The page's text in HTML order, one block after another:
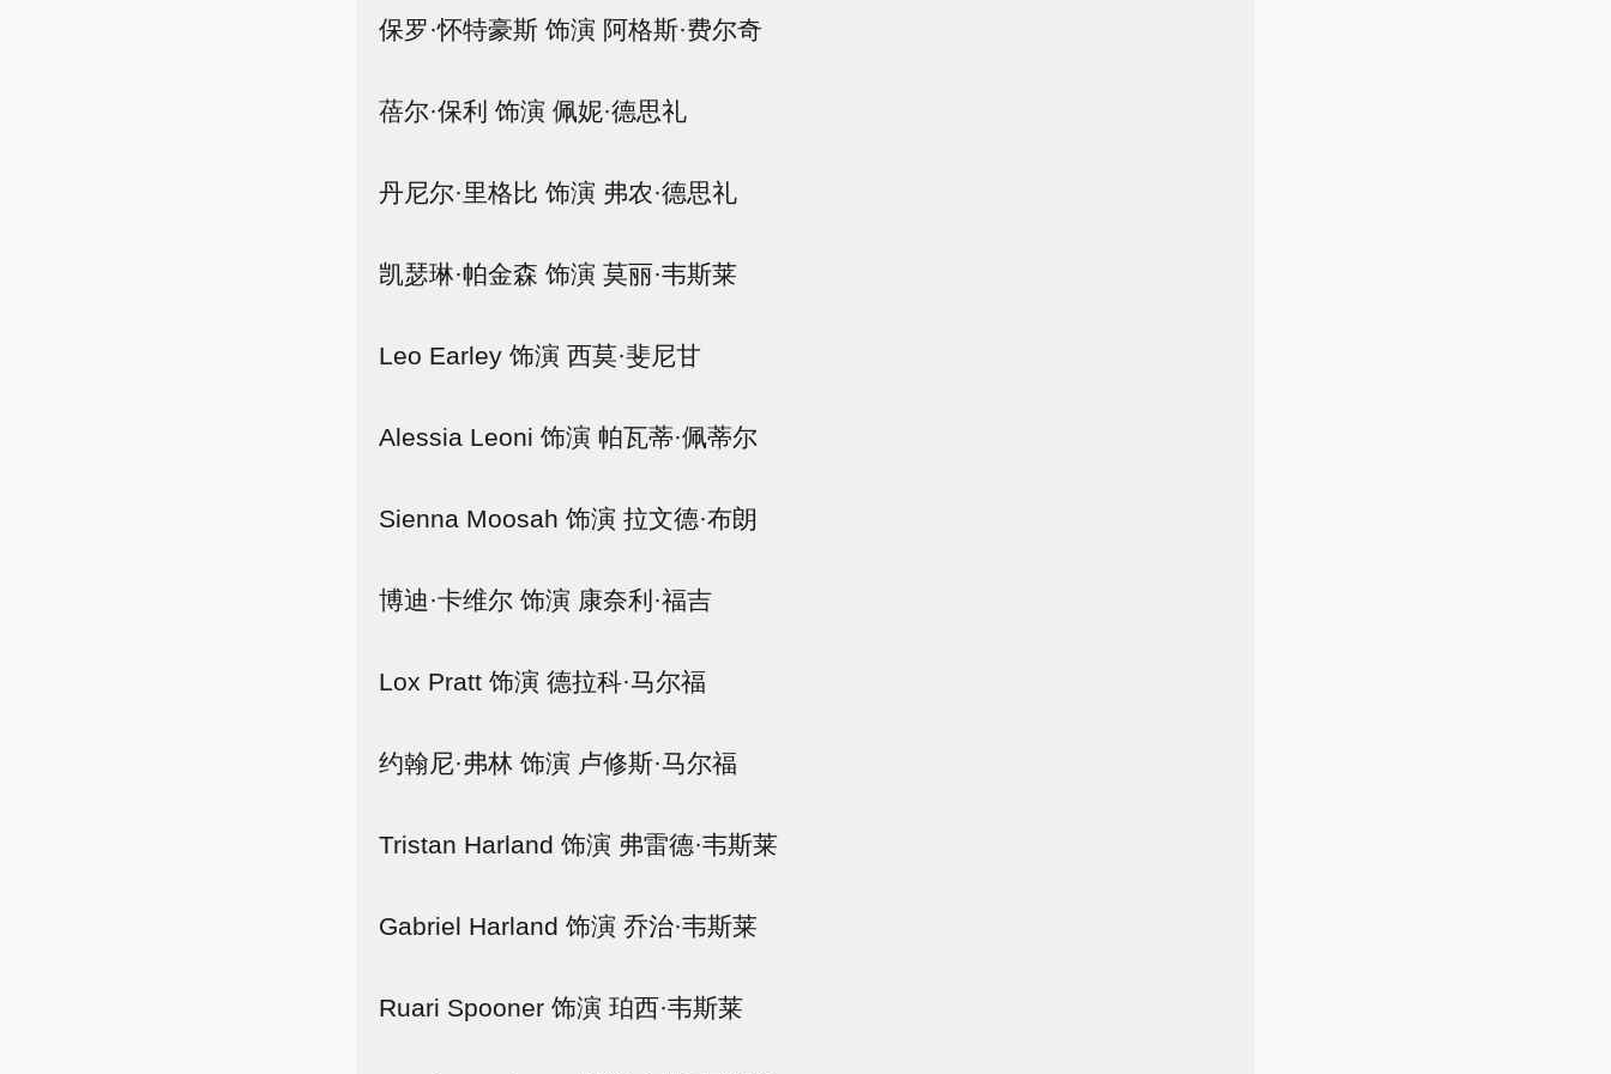
保罗·怀特豪斯 饰演 阿格斯·费尔奇
蓓尔·保利 饰演 佩妮·德思礼
丹尼尔·里格比 饰演 弗农·德思礼
凯瑟琳·帕金森 饰演 莫丽·韦斯莱
Leo Earley 饰演 西莫·斐尼甘
Alessia Leoni 饰演 帕瓦蒂·佩蒂尔
Sienna Moosah 饰演 拉文德·布朗
博迪·卡维尔 饰演 康奈利·福吉
Lox Pratt 饰演 德拉科·马尔福
约翰尼·弗林 饰演 卢修斯·马尔福
Tristan Harland 饰演 弗雷德·韦斯莱
Gabriel Harland 饰演 乔治·韦斯莱
Ruari Spooner 饰演 珀西·韦斯莱